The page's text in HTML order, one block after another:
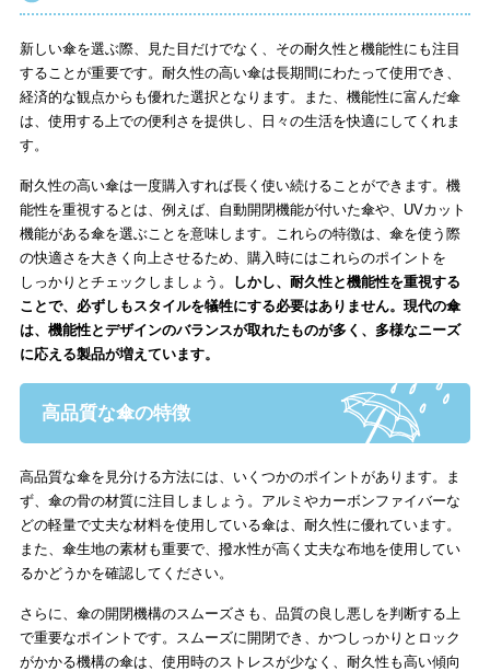
新しい傘を選ぶ際、見た目だけでなく、その耐久性と機能性にも注目
することが重要です。耐久性の高い傘は長期間にわたって使用でき、
経済的な観点からも優れた選択となります。また、機能性に富んだ傘
は、使用する上での便利さを提供し、日々の生活を快適にしてくれま
す。
耐久性の高い傘は一度購入すれば長く使い続けることができます。機
能性を重視するとは、例えば、自動開閉機能が付いた傘や、UVカット
機能がある傘を選ぶことを意味します。これらの特徴は、傘を使う際
の快適さを大きく向上させるため、購入時にはこれらのポイントを
しっかりとチェックしましょう。
しかし、耐久性と機能性を重視する
ことで、必ずしもスタイルを犠牲にする必要はありません。現代の傘
は、機能性とデザインのバランスが取れたものが多く、多様なニーズ
に応える製品が増えています。
高品質な傘の特徴
高品質な傘を見分ける方法には、いくつかのポイントがあります。ま
ず、傘の骨の材質に注目しましょう。アルミやカーボンファイバーな
どの軽量で丈夫な材料を使用している傘は、耐久性に優れています。
また、傘生地の素材も重要で、撥水性が高く丈夫な布地を使用してい
るかどうかを確認してください。
さらに、傘の開閉機構のスムーズさも、品質の良し悪しを判断する上
で重要なポイントです。スムーズに開閉でき、かつしっかりとロック
がかかる機構の傘は、使用時のストレスが少なく、耐久性も高い傾向